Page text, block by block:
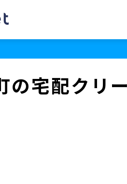
の宅配クリ